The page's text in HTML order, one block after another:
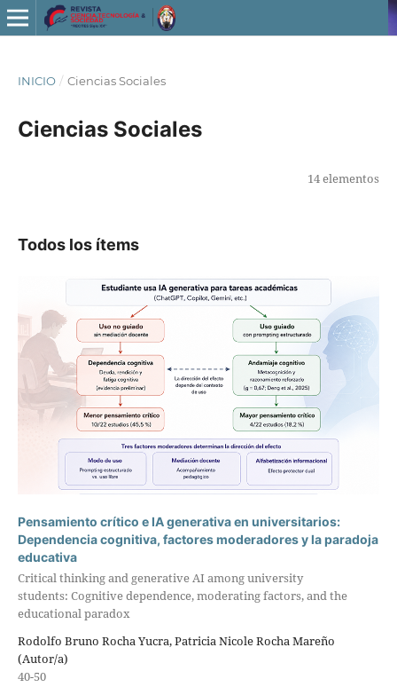
INICIO / Ciencias Sociales
Ciencias Sociales
14 elementos
Todos los ítems
Pensamiento crítico e IA generativa en universitarios:
Dependencia cognitiva, factores moderadores y la paradoja
educativa
Critical thinking and generative AI among university
students: Cognitive dependence, moderating factors, and the
educational paradox
Rodolfo Bruno Rocha Yucra, Patricia Nicole Rocha Mareño
(Autor/a)
40-50